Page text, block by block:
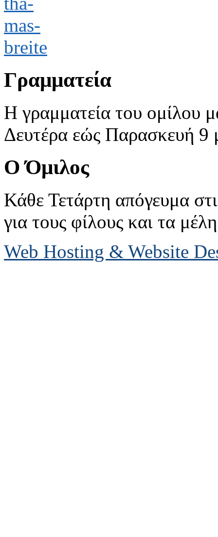
Γραμματεία
Η γραμματεία του ομίλου
Δευτέρα εώς Παρασκευή 9
Ο Όμιλος
Κάθε Τετάρτη απόγευμα
για τους φίλους και τα
Web Hosting & Website